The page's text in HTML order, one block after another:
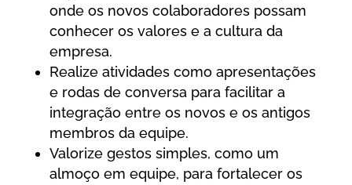
onde os novos colaboradores possam
conhecer os valores e a cultura da
empresa.
Realize atividades como apresentações
e rodas de conversa para facilitar a
integração entre os novos e os antigos
membros da equipe.
Valorize gestos simples, como um
almoço em equipe, para fortalecer os